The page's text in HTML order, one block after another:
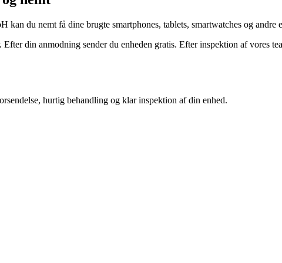
du nemt få dine brugte smartphones, tablets, smartwatches og andre
din anmodning sender du enheden gratis. Efter inspektion af vores
hurtig behandling og klar inspektion af din enhed.